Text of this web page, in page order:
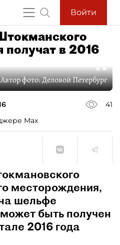
Войти
в 2016
Автор фото:Деловой Петербург
41
Max
месторождения,
шельфе
быть получен
2016 года